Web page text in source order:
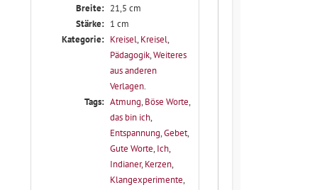
Breite: 21,5 cm
Stärke: 1 cm
Kategorie: Kreisel, Kreisel,
Pädagogik,Weiteres
aus anderen
Verlagen.
Tags: Atmung, Böse Worte,
das bin ich,
Entspannung,Gebet,
Gute Worte, Ich,
Indianer, Kerzen,
Klangexperimente,